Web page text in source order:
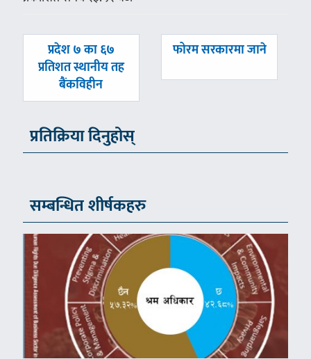
पछिल्लाे
-
प्रदेश ७ का ६७
प्रतिशत स्थानीय तह
बैंकविहीन
अघिल्लाे
फोरम सरकारमा जाने
प्रतिक्रिया दिनुहोस्
सम्बन्धित शीर्षकहरु